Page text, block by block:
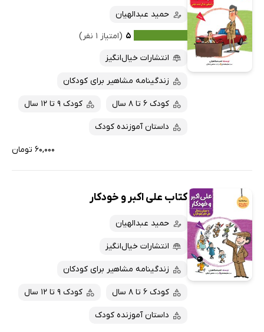
داغ‌ترین‌ها
پرفروش‌ها
پربحث‌ها
ارزان ترین‌ها
کتاب‌های صوتی
کتاب‌های متنی
حمید عبدالهیان
۵ (امتیاز ۱ نفر)
انتشارات خیال‌انگیز
زندگینامه مشاهیر برای کودکان
کودک 6 تا 8 سال کودک 9 تا 12 سال
داستان آموزنده کودک
۶۰,۰۰۰ تومان
کتاب علی اکبر و خودکار
حمید عبدالهیان
انتشارات خیال‌انگیز
زندگینامه مشاهیر برای کودکان
کودک 6 تا 8 سال کودک 9 تا 12 سال
داستان آموزنده کودک